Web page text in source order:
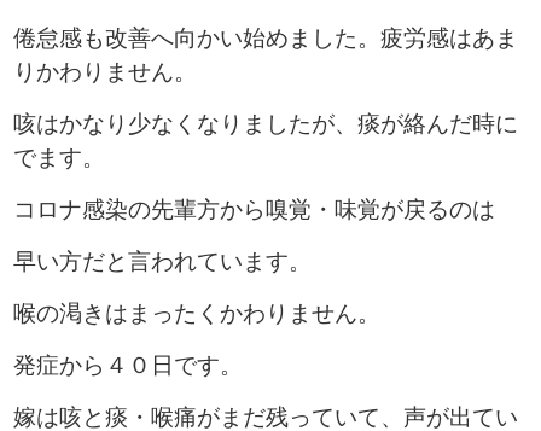
倦怠感も改善へ向かい始めました。疲労感はあま
りかわりません。
咳はかなり少なくなりましたが、痰が絡んだ時に
でます。
コロナ感染の先輩方から嗅覚・味覚が戻るのは
早い方だと言われています。
喉の渇きはまったくかわりません。
発症から４０日です。
嫁は咳と痰・喉痛がまだ残っていて、声が出てい